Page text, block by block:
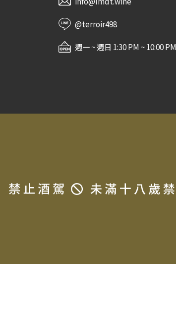
Bastian Wolber
Jeanniard-Boudier
Domaine Didier Amiot
Domaine Cornu
Screaming Eagle
@terroir498
週一 ~ 週日 1:30 PM ~ 10:00 PM